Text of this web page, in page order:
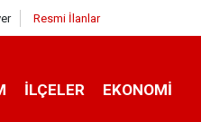
Resmi İlanlar
İLÇELER EKONOMI